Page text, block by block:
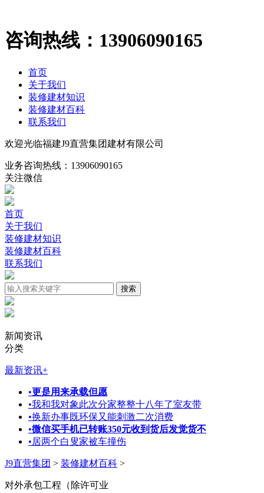
咨询热线： 13906090165
首页
关于我们
装修建材知识
装修建材百科
联系我们
欢迎光临福建J9直营集团建材有限公司
业务咨询热线： 13906090165
关注微信
首页
关于我们
装修建材知识
装修建材百科
联系我们
新闻资讯
分类
最新资讯+
•更是用来承载但愿
•我和我对象此次分家整整十八年了室友带
•换新办事既环保又能刺激二次消费
•微信买手机已转账350元收到货后发觉货不
•居两个白叟家被车撞伤
J9直营集团 > 装修建材百科 >
对外承包工程（除许可业